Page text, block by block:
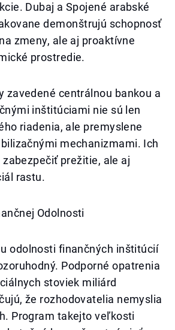
Dubaj a Spojené arabské
demonštrujú schopnosť
zmeny, ale aj proaktívne
prostredie.
zavedené centrálnou bankou a
inštitúciami nie sú len
riadenia, ale premyslene
mechanizmami. Ich
prežitie, ale aj
rastu.
Odolnosti
odolnosti finančných inštitúcií
Podporné opatrenia
stoviek miliárd
že rozhodovatelia nemyslia
Program takejto veľkosti